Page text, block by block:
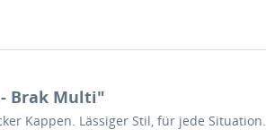
Brak Multi"
Kappen. Lässiger Stil, für jede Situation.